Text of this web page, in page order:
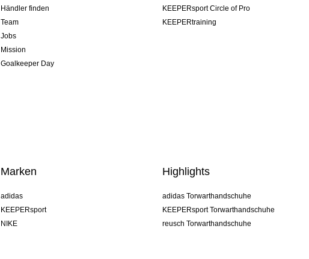
Händler finden
Team
Jobs
Mission
Goalkeeper Day
KEEPERsport Circle of Pro
KEEPERtraining
Marken
adidas
KEEPERsport
NIKE
Highlights
adidas Torwarthandschuhe
KEEPERsport Torwarthandschuhe
reusch Torwarthandschuhe